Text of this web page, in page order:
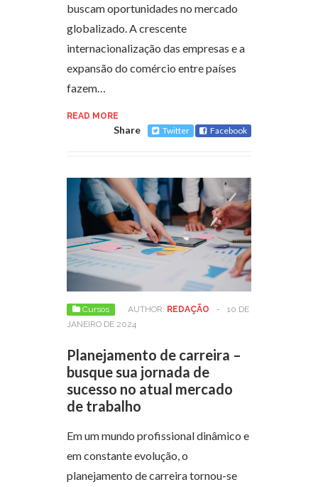
buscam oportunidades no mercado
globalizado. A crescente
internacionalização das empresas e a
expansão do comércio entre países
fazem…
READ MORE
Share Twitter Facebook
Cursos AUTHOR: REDAÇÃO -
10 DE
JANEIRO DE 2024
Planejamento de carreira –
busque sua jornada de
sucesso no atual mercado
de trabalho
Em um mundo profissional dinâmico e
em constante evolução, o
planejamento de carreira tornou-se